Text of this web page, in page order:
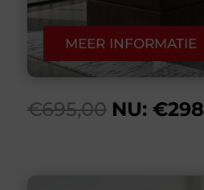
MEER INFORMATIE
€695,00 NU: €298